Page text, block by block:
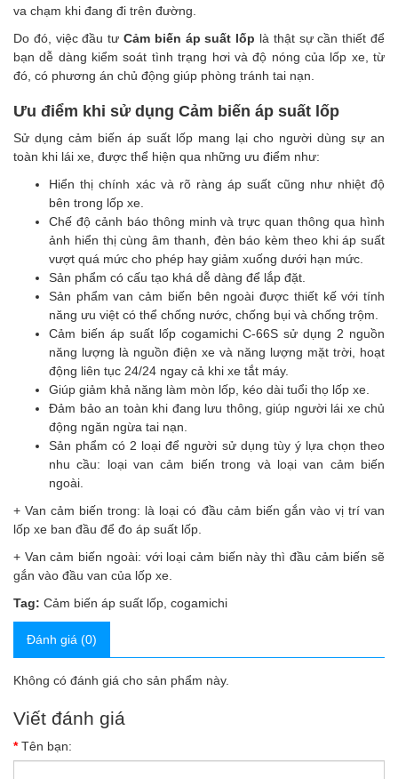
va chạm khi đang đi trên đường.
Do đó, việc đầu tư Cảm biến áp suất lốp là thật sự cần thiết để
bạn dễ dàng kiểm soát tình trạng hơi và độ nóng của lốp xe, từ
đó, có phương án chủ động giúp phòng tránh tai nạn.
Ưu điểm khi sử dụng Cảm biến áp suất lốp
Sử dụng cảm biến áp suất lốp mang lại cho người dùng sự an
toàn khi lái xe, được thể hiện qua những ưu điểm như:
Hiển thị chính xác và rõ ràng áp suất cũng như nhiệt độ
bên trong lốp xe.
Chế độ cảnh báo thông minh và trực quan thông qua hình
ảnh hiển thị cùng âm thanh, đèn báo kèm theo khi áp suất
vượt quá mức cho phép hay giảm xuống dưới hạn mức.
Sản phẩm có cấu tạo khá dễ dàng để lắp đặt.
Sản phẩm van cảm biến bên ngoài được thiết kế với tính
năng ưu việt có thể chống nước, chống bụi và chống trộm.
Cảm biến áp suất lốp cogamichi C-66S sử dụng 2 nguồn
năng lượng là nguồn điện xe và năng lượng mặt trời, hoạt
động liên tục 24/24 ngay cả khi xe tắt máy.
Giúp giảm khả năng làm mòn lốp, kéo dài tuổi thọ lốp xe.
Đảm bảo an toàn khi đang lưu thông, giúp người lái xe chủ
động ngăn ngừa tai nạn.
Sản phẩm có 2 loại để người sử dụng tùy ý lựa chọn theo
nhu cầu: loại van cảm biến trong và loại van cảm biến
ngoài.
+ Van cảm biến trong: là loại có đầu cảm biến gắn vào vị trí van
lốp xe ban đầu để đo áp suất lốp.
+ Van cảm biến ngoài: với loại cảm biến này thì đầu cảm biến sẽ
gắn vào đầu van của lốp xe.
Tag: Cảm biến áp suất lốp cogamichi
Đánh giá (0)
Không có đánh giá cho sản phẩm này.
Viết đánh giá
Tên bạn: